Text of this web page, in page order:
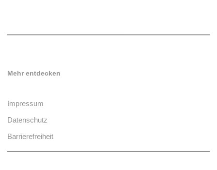
Mehr entdecken
Impressum
Datenschutz
Barrierefreiheit